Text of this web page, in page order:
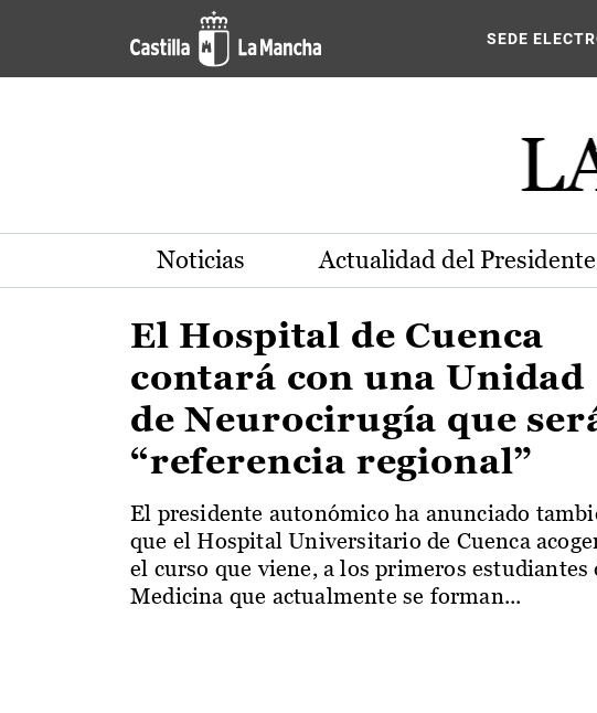
Pasar al contenido principal
Actualidad de la región de SEDE
Noticias Actualidad del Presidente
El Hospital de Cuenca
contará con una Unidad
de Neurocirugía que
“referencia regional”
El presidente autonómico ha anunciado
que el Hospital Universitario de Cuenca
el curso que viene, a los primeros estudiantes
Medicina que actualmente se forman...